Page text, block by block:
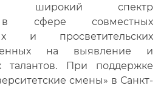
широкий спектр
в сфере совместных
и просветительских
на выявление и
талантов. При поддержке
смены» в Санкт-